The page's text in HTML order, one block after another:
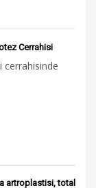
Cerrahisi
artroplastisi, total